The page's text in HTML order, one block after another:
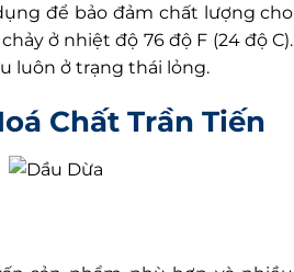
để bảo đảm chất lượng cho
ở nhiệt độ 76 độ F (24 độ C).
luôn ở trạng thái lỏng.
Chất Trần Tiến